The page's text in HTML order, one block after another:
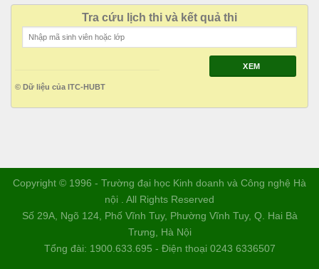
Tra cứu lịch thi và kết quả thi
XEM
© Dữ liệu của ITC-HUBT
Copyright © 1996 - Trường đại học Kinh doanh và Công nghệ Hà
nội . All Rights Reserved
Số 29A, Ngõ 124, Phố Vĩnh Tuy, Phường Vĩnh Tuy, Q. Hai Bà
Trưng, Hà Nội
Tổng đài: 1900.633.695 - Điện thoại 0243 6336507